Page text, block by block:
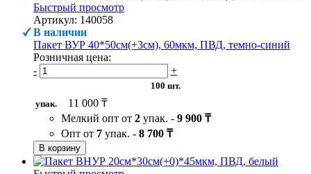
Быстрый просмотр
Артикул: 140058
В наличии
Пакет ВУР 40*50см(+3см), 60мкм, ПВД, темно-синий
Розничная цена:
-
+
100 шт.
упак.
11 000 ₸
Мелкий опт от 2 упак. - 9 900 ₸
Опт от 7 упак. - 8 700 ₸
В корзину